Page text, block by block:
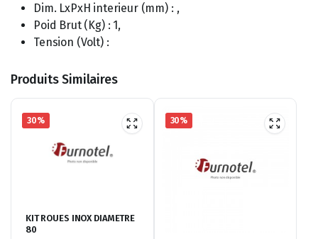
Dim. LxPxH interieur (mm) : ,
Poid Brut (Kg) : 1,
Tension (Volt) :
Produits Similaires
30%
KIT ROUES INOX DIAMETRE
80
30%